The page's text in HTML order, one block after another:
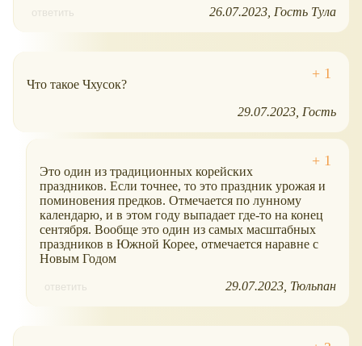
ответить 26.07.2023 Гость Тула
Что такое Чхусок?
29.07.2023 Гость
Это один из традиционных корейских
праздников. Если точнее, то это праздник урожая и
поминовения предков. Отмечается по лунному
календарю, и в этом году выпадает где-то на конец
сентября. Вообще это один из самых масштабных
праздников в Южной Корее, отмечается наравне с
Новым Годом
ответить 29.07.2023 Тюльпан